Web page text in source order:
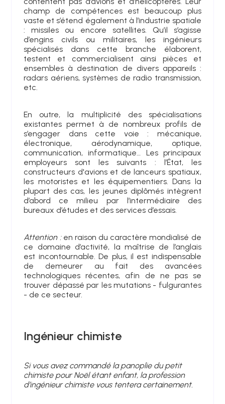
champ de compétences est beaucoup plus
vaste et s’étend également à l’industrie spatiale
: missiles ou encore satellites. Qu’il s’agisse
d’engins civils ou militaires, les ingénieurs
spécialisés dans cette branche élaborent,
testent et commercialisent ainsi pièces et
ensembles à destination de divers appareils :
radars aériens, systèmes de radio transmission,
etc.
En outre, la multiplicité des spécialisations
existantes permet à de nombreux profils de
s’engager dans cette voie : mécanique,
électronique, aérodynamique, optique,
communication, informatique… Les principaux
employeurs sont les suivants : l’État, les
constructeurs d'avions et de lanceurs spatiaux,
les motoristes et les équipementiers. Dans la
plupart des cas, les jeunes diplômés intègrent
d’abord ce milieu par l’intermédiaire des
bureaux d’études et des services d’essais.
Attention :en raison du caractère mondialisé de
ce domaine d’activité, la maîtrise de l’anglais
est incontournable. De plus, il est indispensable
de demeurer au fait des avancées
technologiques récentes, afin de ne pas se
trouver dépassé par les mutations - fulgurantes
- de ce secteur.
Ingénieur chimiste
Si vous avez commandé la panoplie du petit
chimiste pour Noël étant enfant, la profession
d’ingénieur chimiste vous tentera certainement.